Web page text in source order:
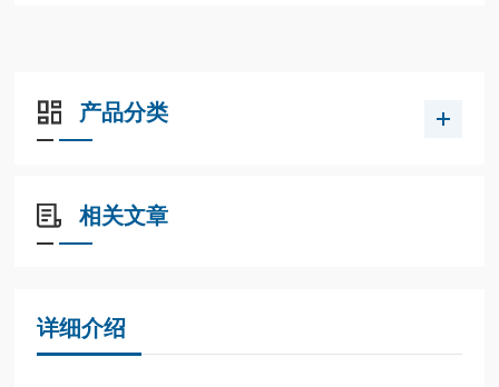
产品分类
相关文章
详细介绍